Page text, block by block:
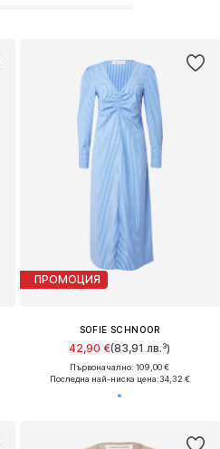
ПРОМОЦИЯ
SOFIE SCHNOOR
42,90 €(83,91 лв.³)
Първоначално: 109,00 €
Последна най-ниска цена:34,32 €